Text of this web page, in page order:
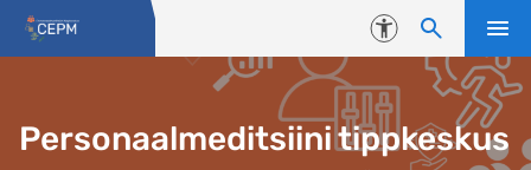
Liigu edasi põhisisu juurde
Juurdepääsetavus
Personaalmeditsiini tippkeskus